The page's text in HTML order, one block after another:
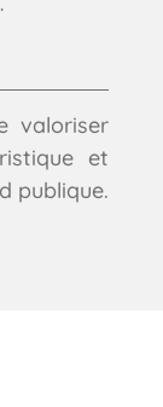
valoriser
et
publique.